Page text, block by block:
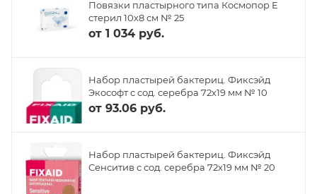
Повязки пластырного типа Космопор Е
стерил 10х8 см № 25
от 1 034 руб.
Набор пластырей бактериц. Фиксэйд
Экософт с сод. серебра 72х19 мм № 10
от 93.06 руб.
Набор пластырей бактериц. Фиксэйд
Сенситив с сод. серебра 72х19 мм № 20